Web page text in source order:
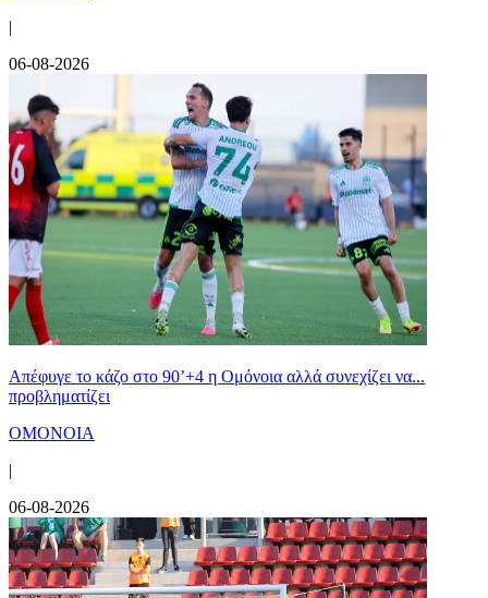
|
06-08-2026
Απέφυγε το κάζο στο 90’+4 η Ομόνοια αλλά συνεχίζει να...
προβληματίζει
ΟΜΟΝΟΙΑ
|
06-08-2026